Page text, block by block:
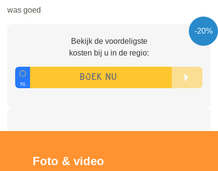
was goed
-20%
Bekijk de voordeligste
kosten bij u in de regio:
Foto & video